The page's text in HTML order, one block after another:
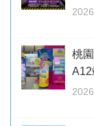
桃
A12